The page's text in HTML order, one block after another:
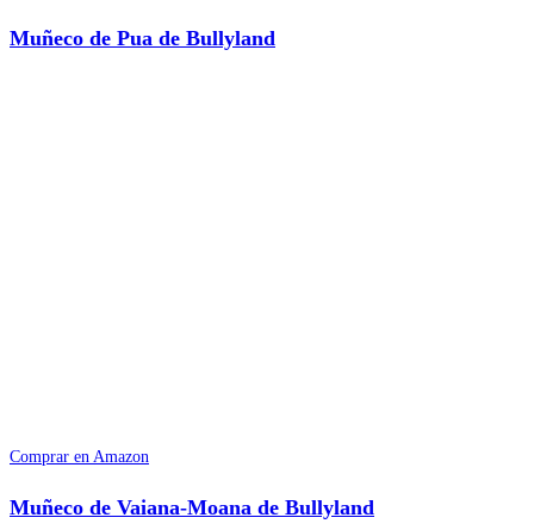
Muñeco de Pua de Bullyland
Comprar en Amazon
Muñeco de Vaiana-Moana de Bullyland